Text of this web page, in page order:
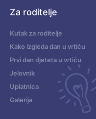
Za roditelje
Kutak za roditelje
Kako izgleda dan u vrtiću
Prvi dan djeteta u vrtiću
Jelovnik
Uplatnica
Galerija